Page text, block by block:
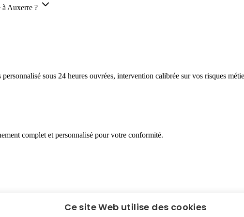
à Auxerre ?
sous 24 heures ouvrées, intervention calibrée sur vos risques
complet et personnalisé pour votre conformité.
Ce site Web utilise des cookies